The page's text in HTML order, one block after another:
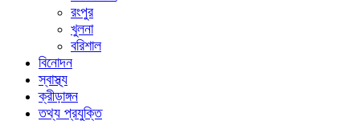
রংপুর
খুলনা
বরিশাল
বিনোদন
স্বাস্থ্য
ক্রীড়াঙ্গন
তথ্য প্রযুক্তি